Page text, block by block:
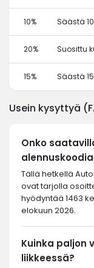
10% Säästä
20% Suosittu
15% Säästä
Usein kysyttyä
Onko
Tällä hetkellä
ovat tarjolla
hyödyntää 1463
elokuun 2026.
Kuinka paljon
liikkeessä?